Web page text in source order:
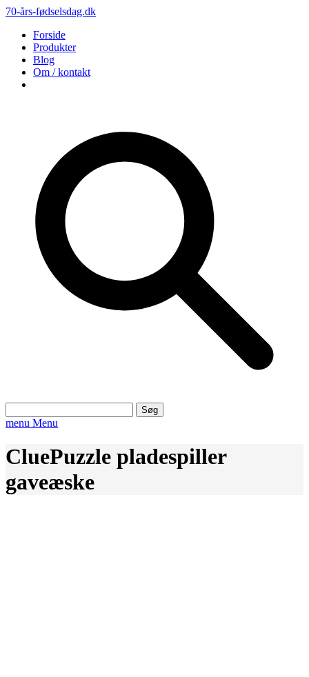
70-års-fødselsdag.dk
Forside
Produkter
Blog
Om / kontakt
efter:
menu Menu
CluePuzzle pladespiller
gaveæske